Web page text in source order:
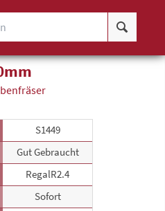
S1449
Gut Gebraucht
RegalR2.4
Sofort